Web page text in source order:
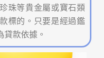
珠等貴金屬或寶石類
標的。只要是經過鑑
款依據。